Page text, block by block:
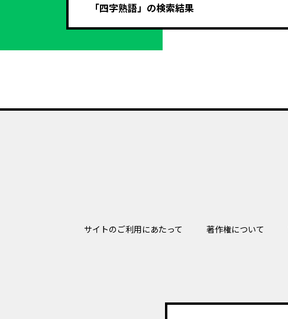
「四字熟語」の検索結果
サイトのご利用にあたって 著作権について